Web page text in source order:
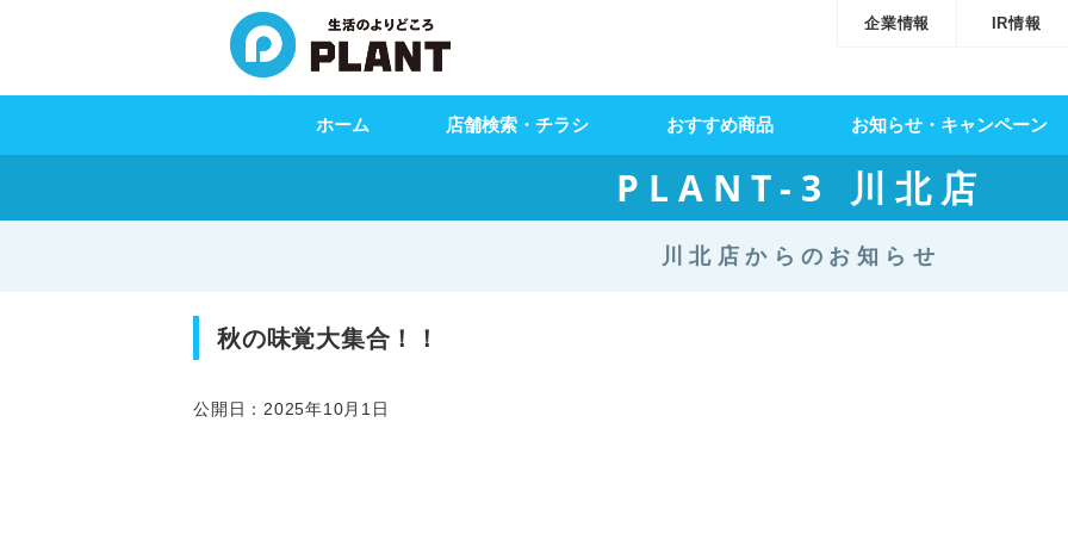
企業情報 IR情報
ホーム 店舗検索・チラシ おすすめ商品 お知らせ・キャンペーン
PLANT-3 川北店
川北店からのお知らせ
秋の味覚大集合！！
公開日：2025年10月1日